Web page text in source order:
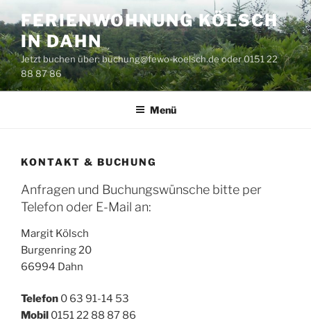
Inhalt
springen
FERIENWOHNUNG KÖLSCH
IN DAHN
Jetzt buchen über: buchung@fewo-koelsch.de oder 0151 22
88 87 86
Menü
KONTAKT & BUCHUNG
Anfragen und Buchungswünsche bitte per
Telefon oder E-Mail an:
Margit Kölsch
Burgenring 20
66994 Dahn
Telefon 0 63 91-14 53
Mobil 0151 22 88 87 86